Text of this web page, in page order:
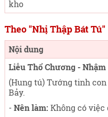
kho
Theo "Nhị Thập Bát Tú"
Nội dung
Liễu Thổ Chương - Nhậm
(Hung tú) Tướng tinh
Bảy.
- Nên làm: Không có việc